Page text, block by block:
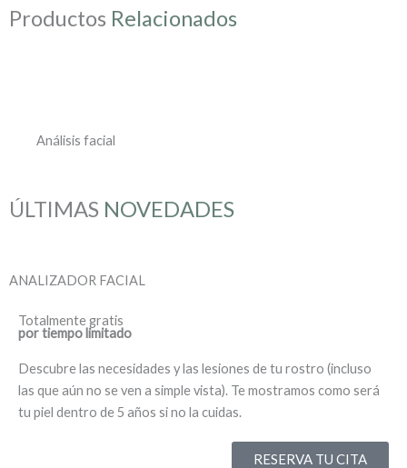
Productos Relacionados
Análisis facial
ÚLTIMAS NOVEDADES
ANALIZADOR FACIAL
Totalmente gratis
por tiempo limitado
Descubre las necesidades y las lesiones de tu rostro (incluso
las que aún no se ven a simple vista). Te mostramos como será
tu piel dentro de 5 años si no la cuidas.
RESERVA TU CITA